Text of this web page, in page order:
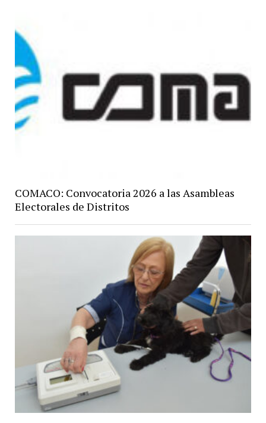
COMACO: Convocatoria 2026 a las Asambleas
Electorales de Distritos